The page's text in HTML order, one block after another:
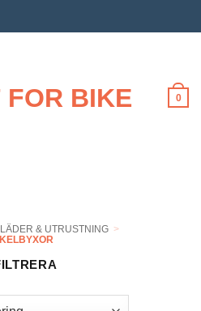
0
& UTRUSTNING >